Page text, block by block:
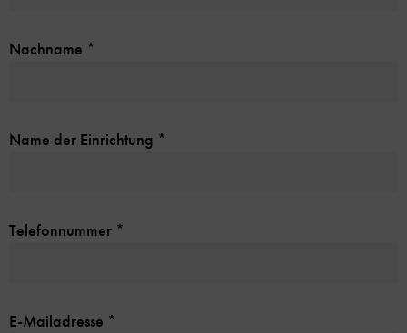
Nachname *
Name der Einrichtung *
Telefonnummer *
E-Mailadresse *